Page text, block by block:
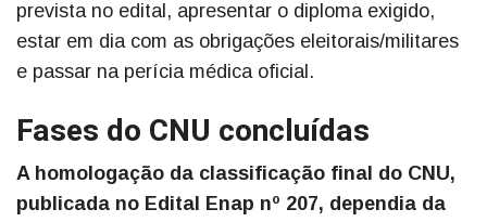
prevista no edital, apresentar o diploma exigido,
estar em dia com as obrigações eleitorais/militares
e passar na perícia médica oficial.
Fases do CNU concluídas
A homologação da classificação final do CNU,
publicada no Edital Enap nº 207, dependia da